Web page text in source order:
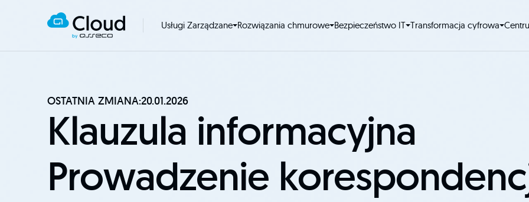
Usługi Zarządzane Rozwiązania chmurowe Bezpieczeństwo IT Transformacja cyfrowa
OSTATNIA ZMIANA:20.01.2026
Klauzula informacyjna
Prowadzenie